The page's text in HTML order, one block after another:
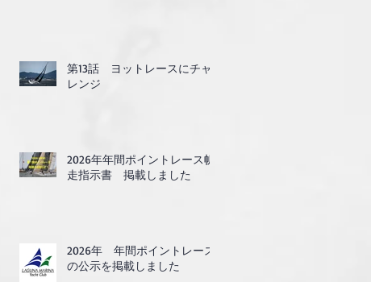
第13話 ヨットレースにチャ
レンジ
2026年年間ポイントレース帆
走指示書 掲載しました
2026年 年間ポイントレース
の公示を掲載しました